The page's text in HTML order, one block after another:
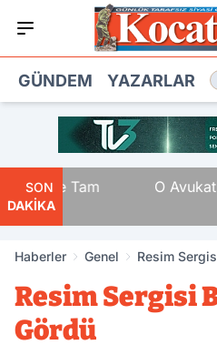
GÜNDEM YAZARLAR
SON
DAKİKA
Tam O Avukat
Haberler Genel Resim
Resim Sergisi
Gördü